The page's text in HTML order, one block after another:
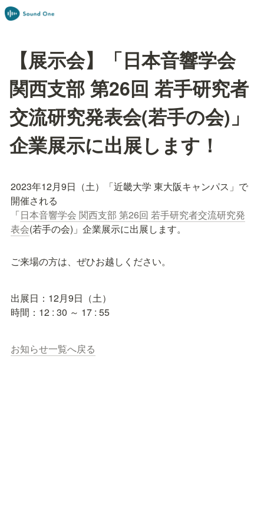
【展示会】「日本音響学会
関西支部 第26回 若手研究者
交流研究発表会(若手の会)」
企業展示に出展します！
2023年12月9日（土）「近畿大学 東大阪キャンパス」で
開催される
「日本音響学会 関西支部 第26回 若手研究者交流研究発
表会(若手の会)」企業展示に出展します。
ご来場の方は、ぜひお越しください。
出展日：12月9日（土）
時間：12 : 30 ～ 17 : 55
お知らせ一覧へ戻る